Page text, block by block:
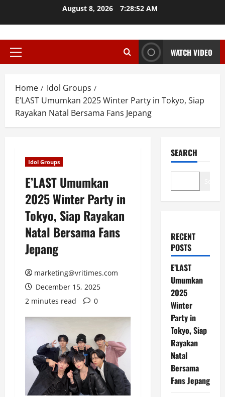
August 8, 2026 7:28:53 AM
Primary
WATCH VIDEO
Home
Idol Groups
E’LAST Umumkan 2025 Winter Party in Tokyo, Siap
Rayakan Natal Bersama Fans Jepang
Idol Groups
E’LAST Umumkan
2025 Winter Party in
Tokyo, Siap Rayakan
Natal Bersama Fans
Jepang
marketing@vritimes.com
December 15, 2025
2 minutes read
0
SEARCH
RECENT
POSTS
E’LAST
Umumkan
2025
Winter
Party in
Tokyo, Siap
Rayakan
Natal
Bersama
Fans Jepang